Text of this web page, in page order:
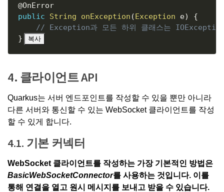
@OnError
public
String onException (Exception e)
{
// Exception과 모든 하위 클래스는 IOException
}
복사
4. 클라이언트 API
Quarkus는 서버 엔드포인트를 작성할 수 있을 뿐만 아니라
다른 서버와 통신할 수 있는 WebSocket 클라이언트를 작성
할 수 있게 합니다.
4.1. 기본 커넥터
WebSocket 클라이언트를 작성하는 가장 기본적인 방법은
BasicWebSocketConnector를 사용하는 것입니다. 이를
통해 연결을 열고 원시 메시지를 보내고 받을 수 있습니다.